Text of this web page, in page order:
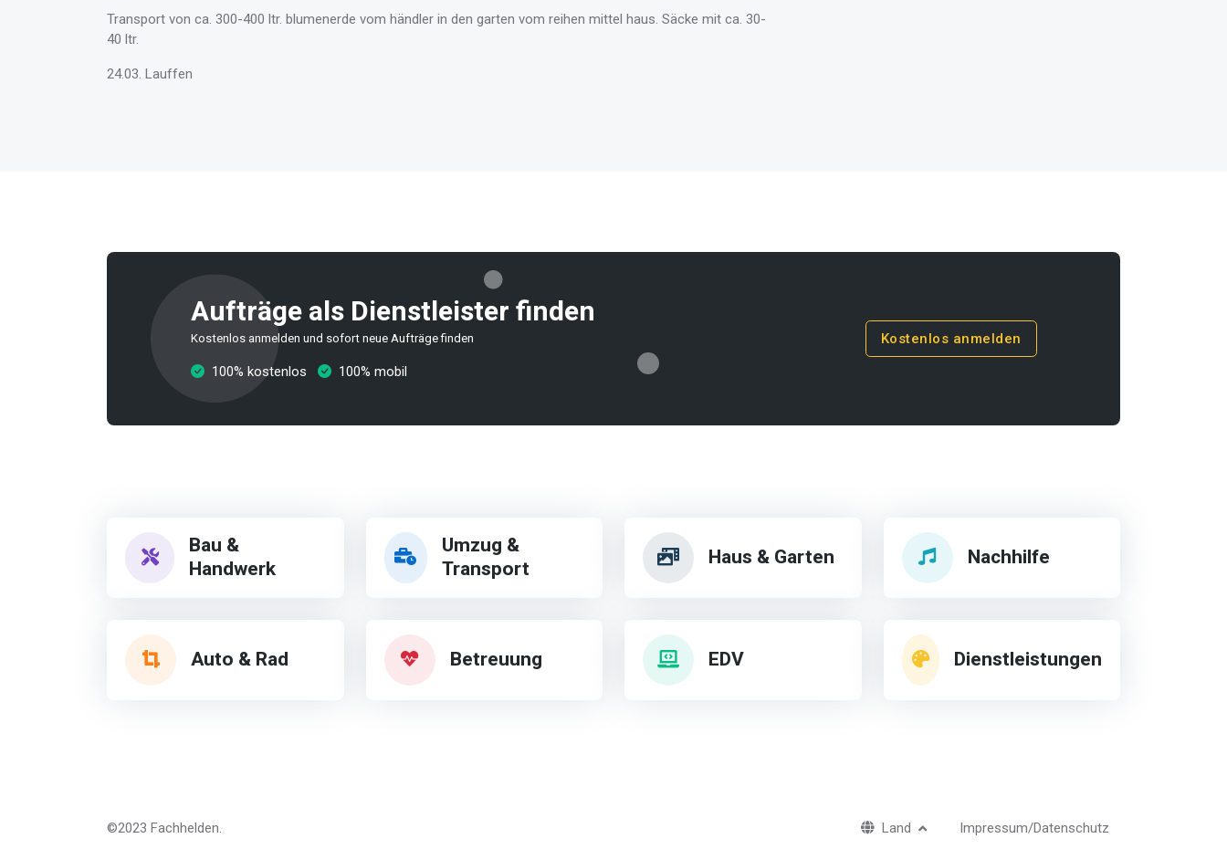
Transport von ca. 300-400 ltr. blumenerde vom händler in den garten vom reihen mittel haus. Säcke mit ca. 30-
40 ltr.
24.03. Lauffen
Aufträge als Dienstleister finden
Kostenlos anmelden und sofort neue Aufträge finden
100% kostenlos 100% mobil
Kostenlos anmelden
Bau &
Handwerk
Umzug &
Transport
Haus & Garten Nachhilfe
Auto & Rad Betreuung EDV Dienstleistungen
©2023 Fachhelden. Land Impressum/Datenschutz